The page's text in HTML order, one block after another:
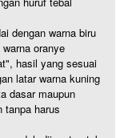
dengan warna biru
oranye
hasil yang sesuai
latar warna kuning
dasar maupun
tanpa harus